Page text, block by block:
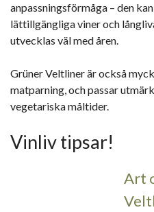
anpassningsförmåga – den
lättillgängliga viner och
utvecklas väl med åren.
Grüner Veltliner är också
matparning, och passar
vegetariska måltider.
Vinliv tipsar!
Art